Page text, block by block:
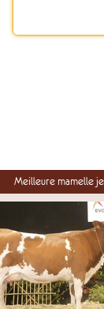
Meilleure mamelle